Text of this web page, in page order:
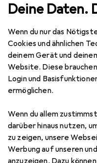
Deine Daten.
Wenn du nur das
Cookies und ähnlichen
deinem Gerät und
Website. Diese
Login und
ermöglichen.
Wenn du allem
darüber hinaus nutzen,
zu zeigen, unsere
Werbung auf unseren
anzuzeigen. Dazu
IT + Multimedia
EntdeckenForum
Hintergrund